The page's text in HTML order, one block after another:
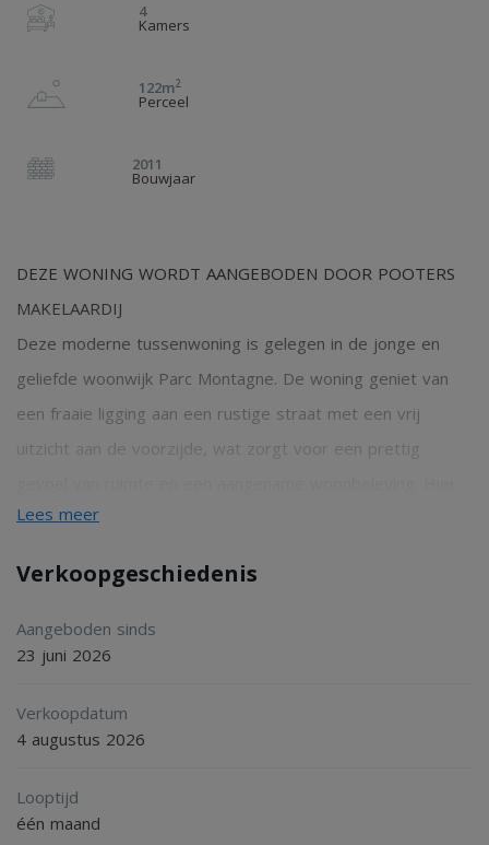
4
Kamers
122m2
Perceel
2011
Bouwjaar
DEZE WONING WORDT AANGEBODEN DOOR POOTERS
MAKELAARDIJ
Deze moderne tussenwoning is gelegen in de jonge en
geliefde woonwijk Parc Montagne. De woning geniet van
een fraaie ligging aan een rustige straat met een vrij
uitzicht aan de voorzijde, wat zorgt voor een prettig
woont u in een rustige, kindvriendelijke omgeving, terwijl
basisscholen, openbaar vervoer en diverse andere
dagelijkse voorzieningen zich op korte afstand bevinden.
Via de entree met meterkast en garderoberuimte komt u
Lees meer
Verkoopgeschiedenis
Aangeboden sinds
23 juni 2026
Verkoopdatum
4 augustus 2026
Looptijd
één maand